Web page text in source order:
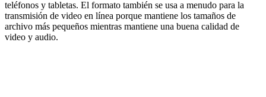
teléfonos y tabletas. El formato también se usa a menudo para la
transmisión de video en línea porque mantiene los tamaños de
archivo más pequeños mientras mantiene una buena calidad de
video y audio.